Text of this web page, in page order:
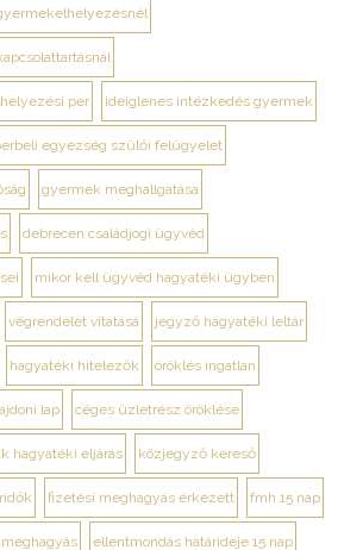
per ideiglenes intézkedés gyermek
egyezség szülői felügyelet
gyermek meghallgatása
debrecen családjogi ügyvéd
mikor kell ügyvéd hagyatéki ügyben
végrendelet vitatása jegyző hagyatéki leltár
hagyatéki hitelezők öröklés ingatlan
lap céges üzletrész öröklése
hagyatéki eljárás közjegyző kereső
fizetési meghagyás érkezett fmh 15 nap
ellentmondás határideje 15 nap